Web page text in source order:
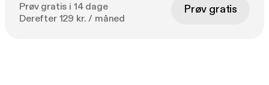
Prøv gratis i 14 dage
Derefter 129 kr. / måned
Prøv gratis